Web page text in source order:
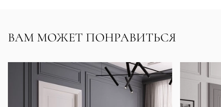
ВАМ МОЖЕТ ПОНРАВИТЬСЯ